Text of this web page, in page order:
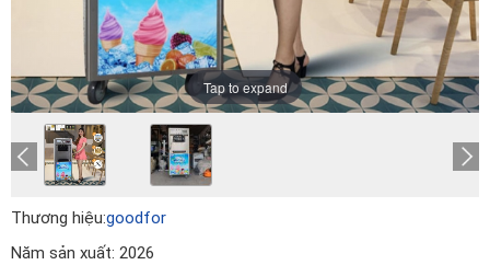
Tap to expand
Thương hiệu:goodfor
Năm sản xuất: 2026